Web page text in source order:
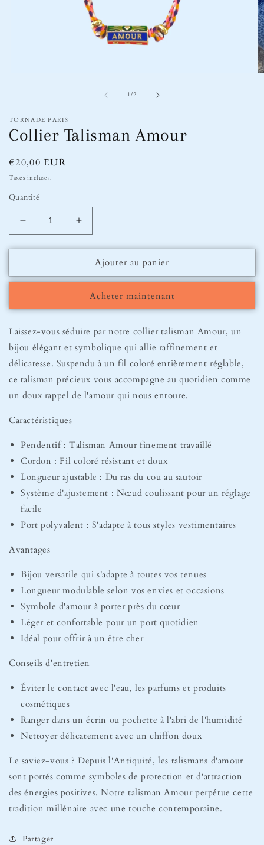
une
fenêtre
modale
1/de
2
TORNADE PARIS
Collier Talisman Amour
Prix
habituel
€20,00 EUR
Taxes incluses.
Quantité
Réduire
la
quantité
Collier
Augmenter
la
quantité
Collier
Amour
Ajouter au panier
Acheter maintenant
Laissez-vous séduire par notre collier talisman Amour, un
bijou élégant et symbolique qui allie raffinement et
délicatesse. Suspendu à un fil coloré entièrement réglable,
ce talisman précieux vous accompagne au quotidien comme
un doux rappel de l'amour qui nous entoure.
Caractéristiques
Pendentif : Talisman Amour finement travaillé
Cordon : Fil coloré résistant et doux
Longueur ajustable : Du ras du cou au sautoir
Système d'ajustement : Nœud coulissant pour un réglage
facile
Port polyvalent : S'adapte à tous styles vestimentaires
Avantages
Bijou versatile qui s'adapte à toutes vos tenues
Longueur modulable selon vos envies et occasions
Symbole d'amour à porter près du cœur
Léger et confortable pour un port quotidien
Idéal pour offrir à un être cher
Conseils d'entretien
Éviter le contact avec l'eau, les parfums et produits
cosmétiques
Ranger dans un écrin ou pochette à l'abri de l'humidité
Nettoyer délicatement avec un chiffon doux
Le saviez-vous ? Depuis l'Antiquité, les talismans d'amour
sont portés comme symboles de protection et d'attraction
des énergies positives. Notre talisman Amour perpétue cette
tradition millénaire avec une touche contemporaine.
Partager